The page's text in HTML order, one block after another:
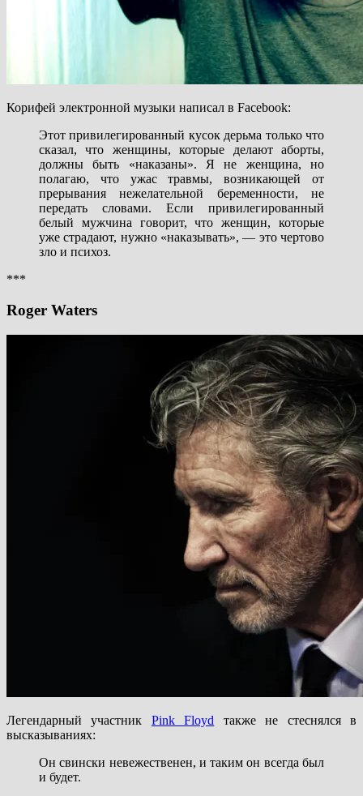
Корифей электронной музыки написал в Facebook:
Этот привилегированный кусок дерьма только что
сказал, что женщины, которые делают аборты,
должны быть «наказаны». Я не женщина, но
полагаю, что ужас травмы, возникающей от
прерывания нежелательной беременности, не
передать словами. Если привилегированный
белый мужчина говорит, что женщин, которые
уже страдают, нужно «наказывать», — это чертово
зло и психоз.
***
Roger Waters
Легендарный участник Pink Floyd также не стеснялся в
высказываниях:
Он свински невежественен, и таким он всегда был
и будет.